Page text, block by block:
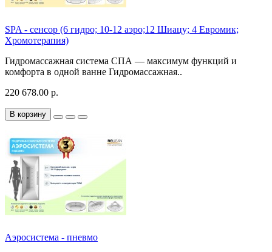
SPA - сенсор (6 гидро; 10-12 аэро;12 Шиацу; 4 Евромик;
Хромотерапия)
Гидромассажная система СПА — максимум функций и
комфорта в одной ванне Гидромассажная..
220 678.00 р.
В корзину
Аэросистема - пневмо